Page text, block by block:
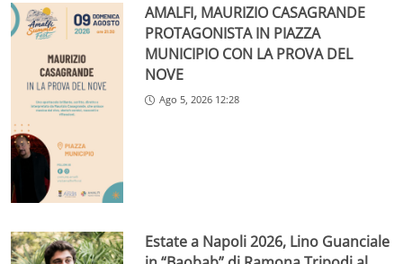
AMALFI, MAURIZIO CASAGRANDE
PROTAGONISTA IN PIAZZA
MUNICIPIO CON LA PROVA DEL
NOVE
Ago 5, 2026 12:28
Estate a Napoli 2026, Lino Guanciale